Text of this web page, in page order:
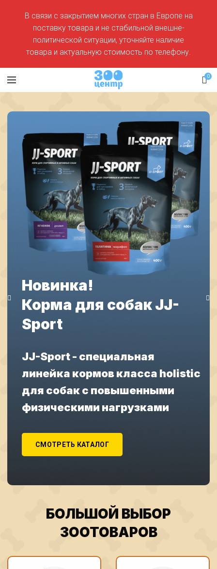
0
Новинка!
Корма для собак JJ-
Sport
JJ-Sport - cпециальная
линейка кормов класса holistic
для собак с повышенными
физическими нагрузками
СМОТРЕТЬ КАТАЛОГ
БОЛЬШОЙ ВЫБОР
ЗООТОВАРОВ
В связи с закрытием многих стран в Европе на
поставку товара и не стабильной внешне-
политической ситуации, уточняйте наличие
товара и актуальную стоимость по телефону.